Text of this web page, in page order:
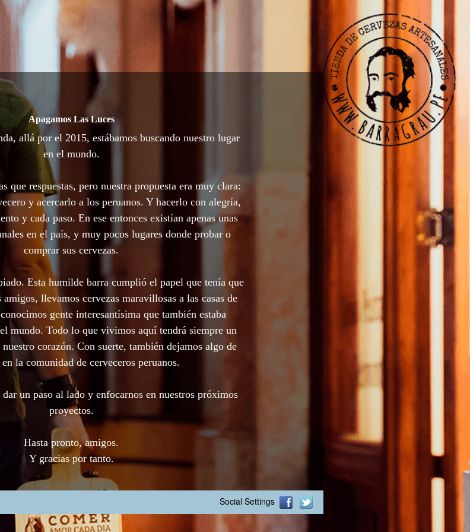
Apagamos Las Luces
allá por el 2015, estábamos buscando nuestro lugar
en el mundo.
que respuestas, pero nuestra propuesta era muy clara:
y acercarlo a los peruanos. Y hacerlo con alegría,
y cada paso. En ese entonces existían apenas unas
en el país, y muy pocos lugares donde probar o
comprar sus cervezas.
Esta humilde barra cumplió el papel que tenía que
llevamos cervezas maravillosas a las casas de
gente interesantísima que también estaba
mundo. Todo lo que vivimos aquí tendrá siempre un
corazón. Con suerte, también dejamos algo de
la comunidad de cerveceros peruanos.
un paso al lado y enfocarnos en nuestros próximos
proyectos.
Hasta pronto, amigos.
Y gracias por tanto.
Social Settings